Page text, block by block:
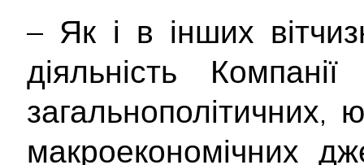
– Як і в інших
діяльність
загальнополітичних,
макроекономічних